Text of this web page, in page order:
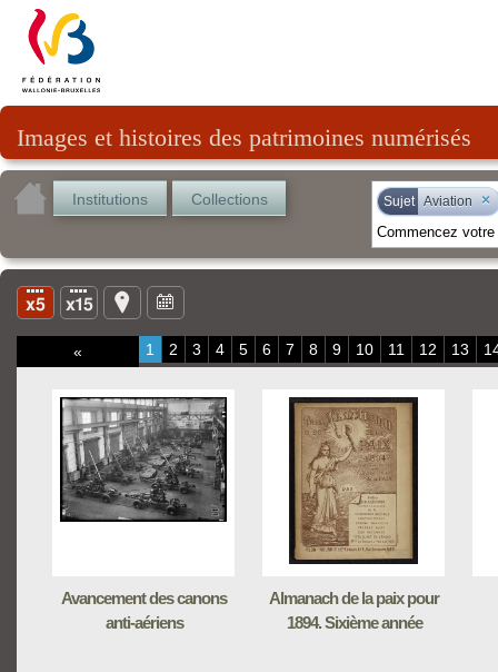
Images et histoires des patrimoines numérisés
Institutions Collections Sujet Aviation ×
« 1 2 3 4 5 6 7 8 9 10 11 12 13
Avancement des canons
anti-aériens
Almanach de la paix pour
1894. Sixième année